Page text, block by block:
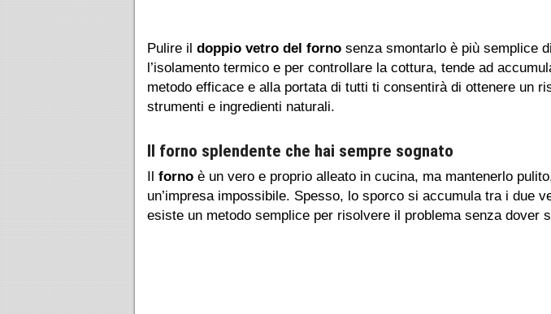
Pulire il doppio vetro del forno senza smontarlo è più semplice
l’isolamento termico e per controllare la cottura, tende ad
metodo efficace e alla portata di tutti ti consentirà di ottenere un
strumenti e ingredienti naturali.
Il forno splendente che hai sempre sognato
forno è un vero e proprio alleato in cucina, ma mantenerlo
un’impresa impossibile. Spesso, lo sporco si accumula tra i due
esiste un metodo semplice per risolvere il problema senza dover